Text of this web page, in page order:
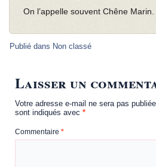
On l’appelle souvent Chêne Marin.
Publié dans Non classé
Laisser un
Votre adresse e-mail ne sera pas publiée.
sont indiqués avec*
Commentaire*